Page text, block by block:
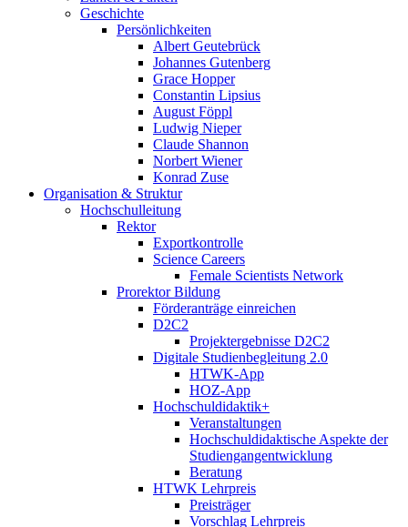
Geschichte
Persönlichkeiten
Albert Geutebrück
Johannes Gutenberg
Grace Hopper
Constantin Lipsius
August Föppl
Ludwig Nieper
Claude Shannon
Norbert Wiener
Konrad Zuse
Organisation & Struktur
Hochschulleitung
Rektor
Exportkontrolle
Science Careers
Female Scientists Network
Prorektor Bildung
Förderanträge einreichen
D2C2
Projektergebnisse D2C2
Digitale Studienbegleitung 2.0
HTWK-App
HOZ-App
Hochschuldidaktik+
Veranstaltungen
Hochschuldidaktische Aspekte der
Studiengangentwicklung
Beratung
HTWK Lehrpreis
Preisträger
Vorschlag Lehrpreis